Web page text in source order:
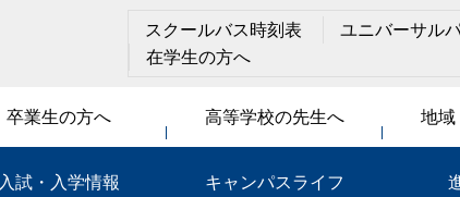
スクールバス時刻表
ユニバーサル
在学生の方へ
卒業生の方へ 高等学校の先生へ 地域
入試・入学情報 キャンパスライフ